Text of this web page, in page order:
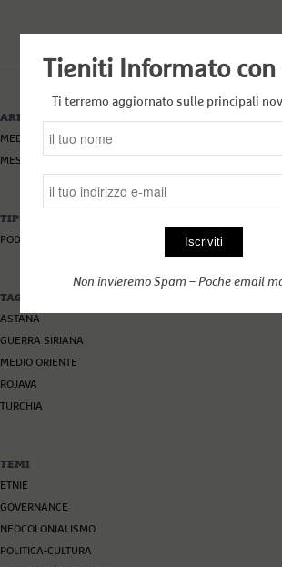
AREE
MEDITERRANEO
MESOPOTAMIA
TIPOLOGIE
PODCAST
TAG
ASTANA
GUERRA SIRIANA
MEDIO ORIENTE
ROJAVA
TURCHIA
TEMI
ETNIE
GOVERNANCE
NEOCOLONIALISMO
POLITICA-CULTURA
Tieniti Informato con
Ti terremo aggiornato sulle principali
Non invieremo Spam – Poche email